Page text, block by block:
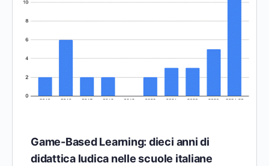
Game-Based Learning: dieci anni di
didattica ludica nelle scuole italiane